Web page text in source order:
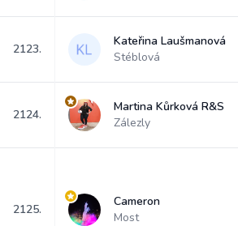
2123.
Kateřina Laušmanová
Stéblová
2124.
Martina Kůrková R&S
Zálezly
2125.
Cameron
Most